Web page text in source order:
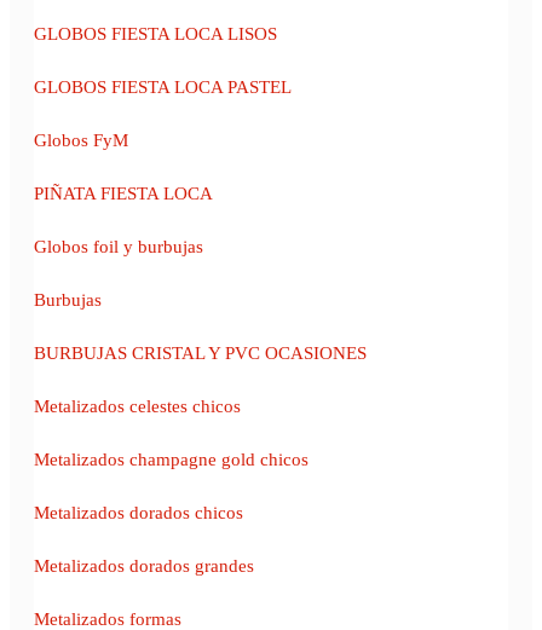
GLOBOS FIESTA LOCA LISOS
GLOBOS FIESTA LOCA PASTEL
Globos FyM
PIÑATA FIESTA LOCA
Globos foil y burbujas
Burbujas
BURBUJAS CRISTAL Y PVC OCASIONES
Metalizados celestes chicos
Metalizados champagne gold chicos
Metalizados dorados chicos
Metalizados dorados grandes
Metalizados formas